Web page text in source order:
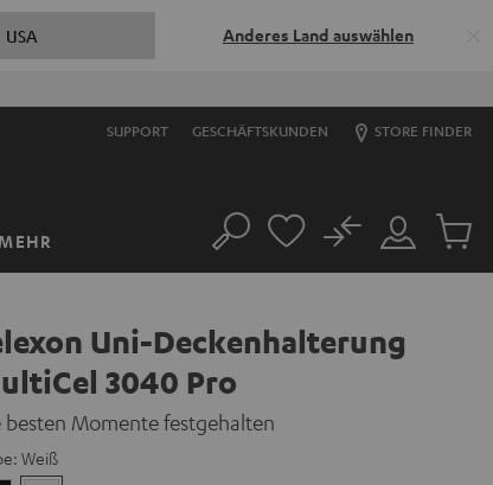
USA Anderes Land auswählen
SUPPORT GESCHÄFTSKUNDEN STORE FINDER
Suche
Mein
Konto
No
Artikel
Uni-Deckenhalterung
3040 Pro
besten Momente festgehalten
Weiß